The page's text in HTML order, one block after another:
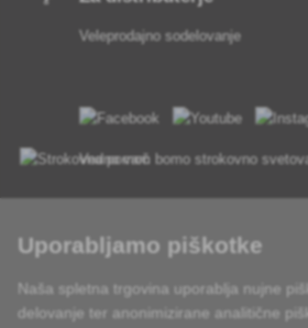
Veleprodajno sodelovanje
Vedno vam bomo strokovno
85 % blaga na zalogi
Dostava v 24 h od pon do pet
Uporabljamo piškotke
Naša spletna trgovina uporablja nujne
delovanje ter anonimizirane analitične